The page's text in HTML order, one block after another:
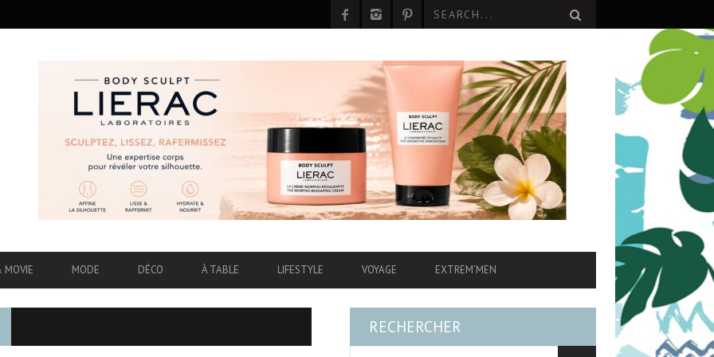
MOVIE MODE DÉCO À TABLE LIFESTYLE VOYAGE EXTREM’MEN
RECHERCHER